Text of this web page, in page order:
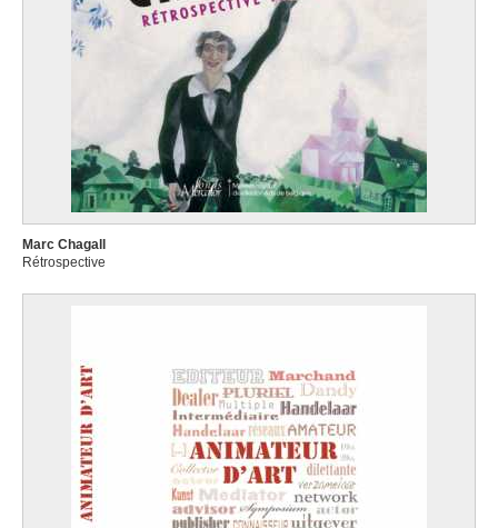
Marc Chagall
Rétrospective